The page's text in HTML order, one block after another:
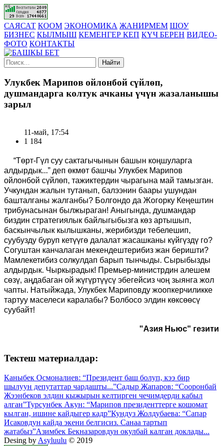
САЯСАТ КООМ ЭКОНОМИКА ЖАНИРМЕМ ШОУ
БИЗНЕС КЫЛМЫШ КЕМЕНГЕР КЕП КҮЧ БЕРЕН ВИДЕО-
ФОТО КОНТАКТЫ
Найти
Улукбек Марипов ойлонбой сүйлөп,
душмандарга колтук ачканы үчүн жазаланышы
зарыл
11-май, 17:54
1 184
“Төрт-Гүл суу сактагычынын башын коңшуларга
алдырдык...” деп өкмөт башчы Улукбек Марипов
ойлонбой сүйлөп, тажиктердин чырагына май тамызган.
Учкундан жалын тутанып, балээнин баары ушундан
башталганы жалганбы? Болгондо да Жогорку Кеңештин
трибунасынан былжыраган! Аныгында, душмандар
биздин стратегиялык байлыгыбызга көз артышып,
баскынчылык кылышканы, жерибизди тебелешип,
суубузду буруп кетүүгө далалат жасашканы күйгүздү го?
Согуштан канчалаган мекендештерибиз жан беришти?
Мамлекетибиз солкулдап барып тынчыды. Сырыбызды
алдырдык. Чыркырадык! Премьер-министрдин алешем
сөзү, аңдабаган ой жүгүртүүсү эбегейсиз чоң зыянга жол
чапты. Натыйжада, Улукбек Мариповду жоопкерчиликке
тартуу маселеси каралабы? Болбосо элдин көксөөсү
суубайт!
"Азия Ньюс" гезити
Тектеш материалдар:
Каныбек Осмоналиев: “Президент баш болуп, кээ бир
шылуун депутаттар чардашты...”Садыр Жапаров: “Сооронбай
Жээнбеков элдин кыжырын келтирген чечимдерди кабыл
алган”Турсунбек Акун: “Марипов президенттерге кошомат
кылган, ишине кайдыгер кадр”Кундуз Жолдубаева: “Сапар
Исаковдун кайда экени белгисиз. Санаа тартып
жатабыз”Азимбек Бекназаровдун окулбай калган доклады...
Desing by Asyluulu © 2019